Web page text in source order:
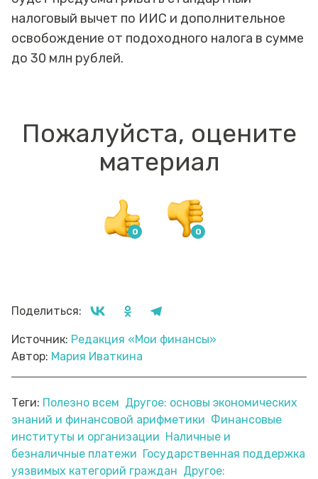
налоговый вычет по ИИС и дополнительное
освобождение от подоходного налога в сумме
до 30 млн рублей.
Пожалуйста, оцените
материал
Поделиться:
Источник: Редакция «Мои финансы»
Автор: Мария Иваткина
Теги: Полезно всем Другое: основы экономических
знаний и финансовой арифметики Финансовые
институты и организации Наличные и
безналичные платежи Государственная поддержка
уязвимых категорий граждан Другое: